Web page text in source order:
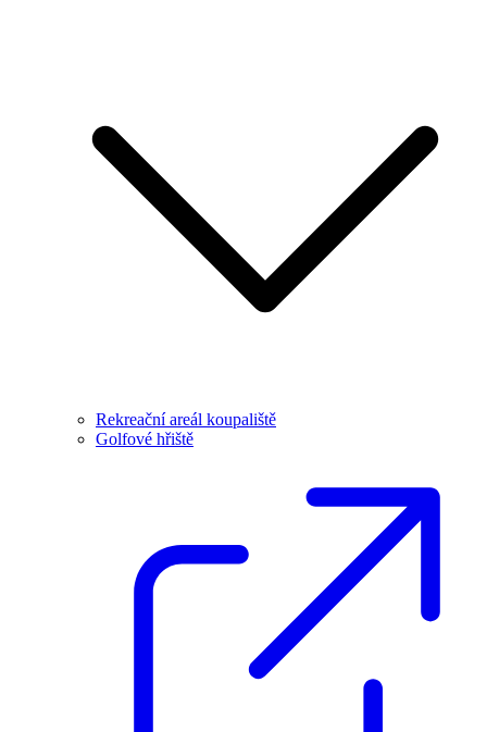
Rekreační areál koupaliště
Golfové hřiště